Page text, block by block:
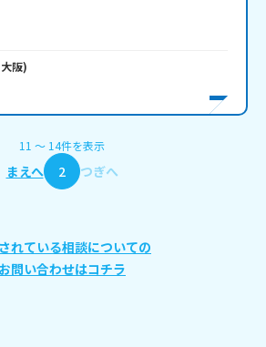
大阪)
11 〜 14件を表示
まえへ 2 つぎへ
れている相談についての
お問い合わせはコチラ